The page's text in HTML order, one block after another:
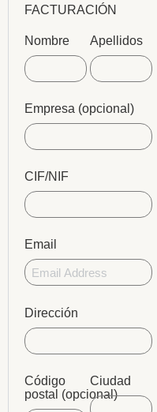
FACTURACIÓN
Nombre Apellidos
Empresa (opcional)
CIF/NIF
Email
Dirección
Código
postal (opcional)
Ciudad